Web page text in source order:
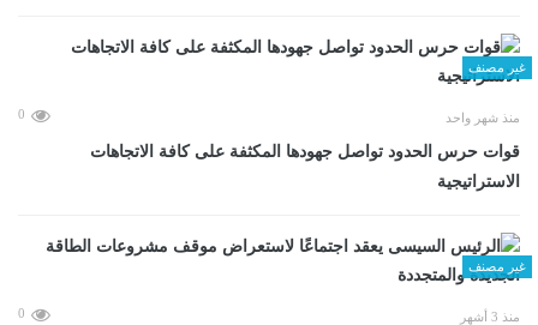
غير مصنف
منذ شهر واحد 0
قوات حرس الحدود تواصل جهودها المكثفة على كافة الاتجاهات
الاستراتيجية
غير مصنف
منذ 3 أشهر 0